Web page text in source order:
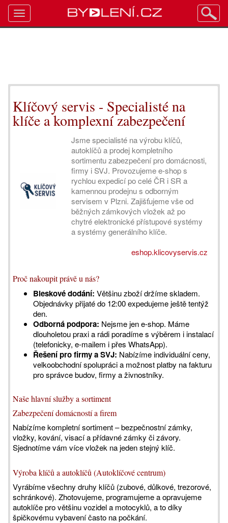
Klíčový servis - Specialisté na
klíče a komplexní zabezpečení
Jsme specialisté na výrobu klíčů,
autoklíčů a prodej kompletního
sortimentu zabezpečení pro domácnosti,
firmy i SVJ. Provozujeme e-shop s
rychlou expedicí po celé ČR i SR a
kamennou prodejnu s odborným
servisem v Plzni. Zajišťujeme vše od
běžných zámkových vložek až po
chytré elektronické přístupové systémy
a systémy generálního klíče.
eshop.klicovyservis.cz
Proč nakoupit právě u nás?
Bleskové dodání: Většinu zboží držíme skladem.
Objednávky přijaté do 12:00 expedujeme ještě tentýž
den.
Odborná podpora: Nejsme jen e-shop. Máme
dlouholetou praxi a rádi poradíme s výběrem i instalací
(telefonicky, e-mailem i přes WhatsApp).
Řešení pro firmy a SVJ: Nabízíme individuální ceny,
velkoobchodní spolupráci a možnost platby na fakturu
pro správce budov, firmy a živnostníky.
Naše hlavní služby a sortiment
Zabezpečení domácností a firem
Nabízíme kompletní sortiment – bezpečnostní zámky,
vložky, kování, visací a přídavné zámky či závory.
Sjednotíme vám více vložek na jeden stejný klíč.
Výroba klíčů a autoklíčů (Autoklíčové centrum)
Vyrábíme všechny druhy klíčů (zubové, důlkové, trezorové,
schránkové). Zhotovujeme, programujeme a opravujeme
autoklíče pro většinu vozidel a motocyklů, a to díky
špičkovému vybavení často na počkání.
Toggle
navigation